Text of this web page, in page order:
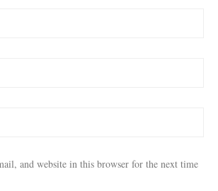
and website in this browser for the next time